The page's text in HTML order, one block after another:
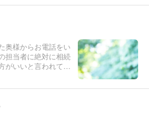
奥様からお電話をい
担当者に絶対に相続
いいと言われて連